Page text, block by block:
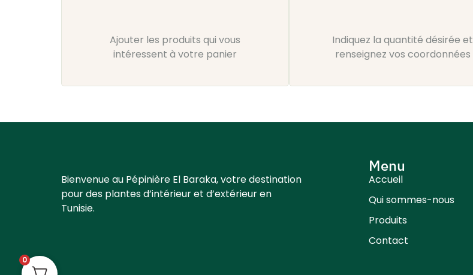
Ajouter les produits qui vous
intéressent à votre panier
Indiquez la quantité désirée et
renseignez vos coordonnées
Bienvenue au Pépinière El Baraka, votre destination
pour des plantes d’intérieur et d’extérieur en
Tunisie.
Menu
Accueil
Qui sommes-nous
Produits
Contact
0